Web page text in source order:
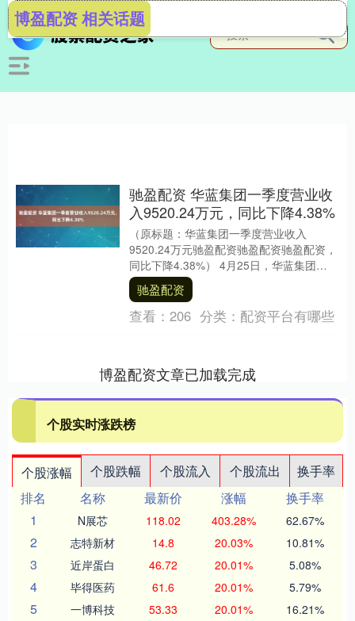
博盈配资 相关话题
驰盈配资 华蓝集团一季度营业收
入9520.24万元，同比下降4.38%
（原标题：华蓝集团一季度营业收入
9520.24万元驰盈配资驰盈配资驰盈配资，
同比下降4.38%） 4月25日，华蓝集团
（301027）发布2025年一季报，公司....
驰盈配资
查看： 206 分类： 配资平台有哪些
博盈配资文章已加载完成
个股实时涨跌榜
个股涨幅 个股跌幅 个股流入 个股流出
换手率
排名
名称 最新价 涨幅
换手率
1
N展芯 118.02 403.28% 62.67%
2 志特新材 14.8 20.03% 10.81%
3 近岸蛋白 46.72 20.01% 5.08%
4 毕得医药 61.6 20.01% 5.79%
5 一博科技 53.33 20.01% 16.21%